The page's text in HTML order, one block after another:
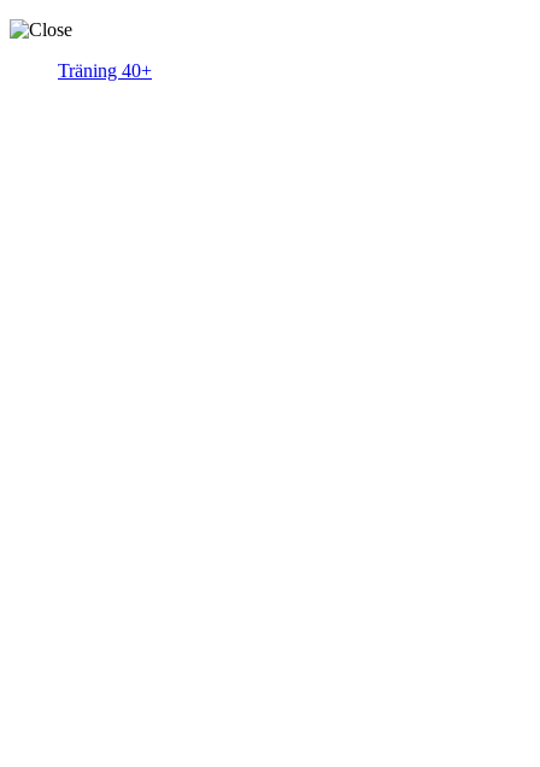
Träning 40+